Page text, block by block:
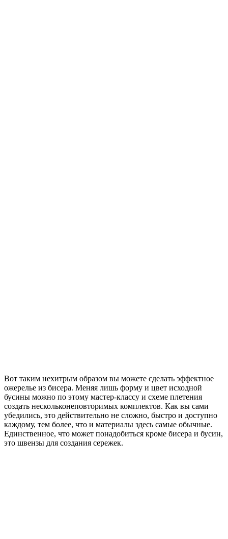
Вот таким нехитрым образом вы можете сделать эффектное
ожерелье из бисера. Меняя лишь форму и цвет исходной
бусины можно по этому мастер-классу и схеме плетения
создать нескольконеповторимых комплектов. Как вы сами
убедились, это действительно не сложно, быстро и доступно
каждому, тем более, что и материалы здесь самые обычные.
Единственное, что может понадобиться кроме бисера и бусин,
это швензы для создания сережек.